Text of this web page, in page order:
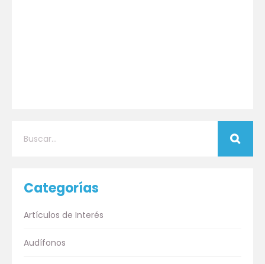
Categorías
Artículos de Interés
Audífonos